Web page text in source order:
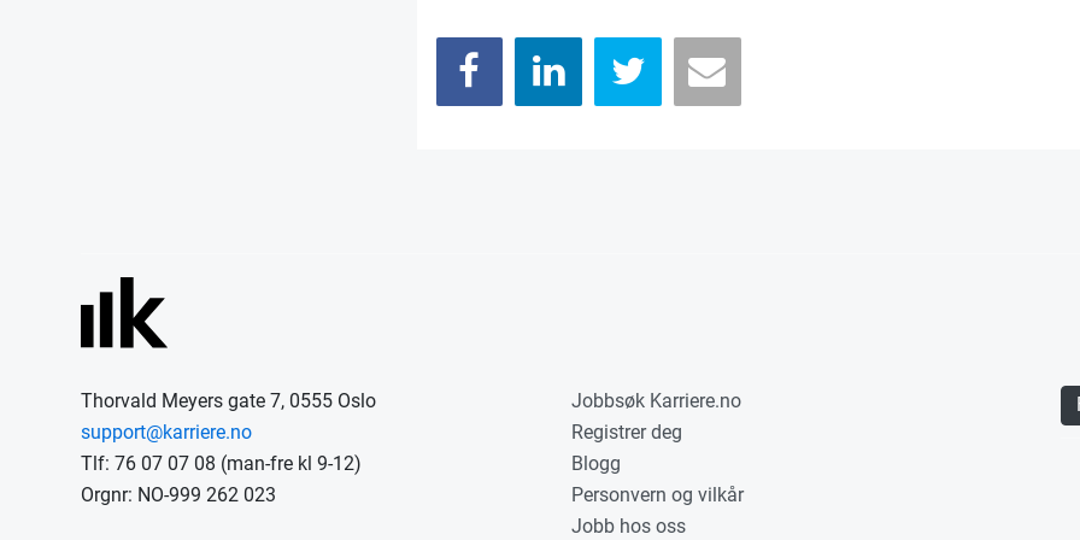
Thorvald Meyers gate 7, 0555 Oslo
support@karriere.no
Tlf: 76 07 07 08 (man-fre kl 9-12)
Orgnr: NO-999 262 023
Jobbsøk Karriere.no
Registrer deg
Blogg
Personvern og vilkår
Jobb hos oss